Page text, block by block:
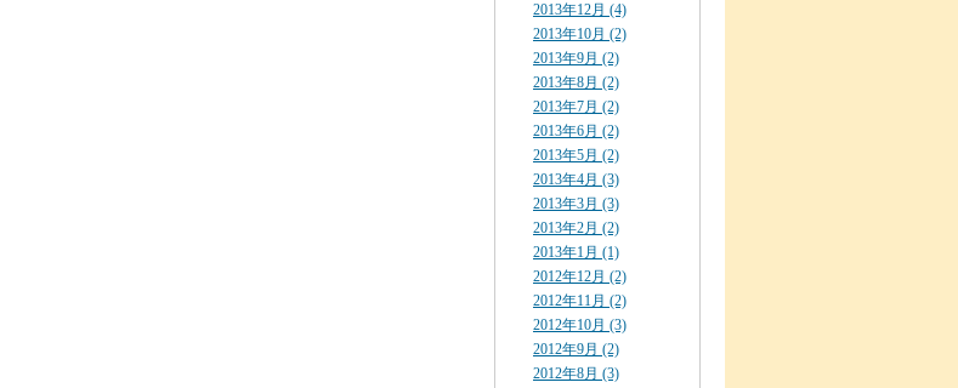
2013年12月 (4)
2013年10月 (2)
2013年9月 (2)
2013年8月 (2)
2013年7月 (2)
2013年6月 (2)
2013年5月 (2)
2013年4月 (3)
2013年3月 (3)
2013年2月 (2)
2013年1月 (1)
2012年12月 (2)
2012年11月 (2)
2012年10月 (3)
2012年9月 (2)
2012年8月 (3)